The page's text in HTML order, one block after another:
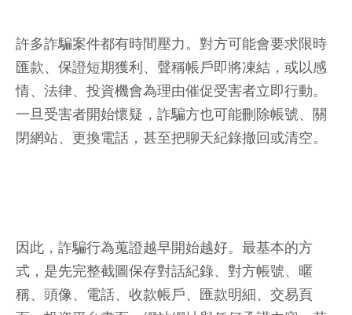
許多詐騙案件都有時間壓力。對方可能會要求限時
匯款、保證短期獲利、聲稱帳戶即將凍結，或以感
情、法律、投資機會為理由催促受害者立即行動。
一旦受害者開始懷疑，詐騙方也可能刪除帳號、關
閉網站、更換電話，甚至把聊天紀錄撤回或清空。
因此，詐騙行為蒐證越早開始越好。最基本的方
式，是先完整截圖保存對話紀錄、對方帳號、暱
稱、頭像、電話、收款帳戶、匯款明細、交易頁